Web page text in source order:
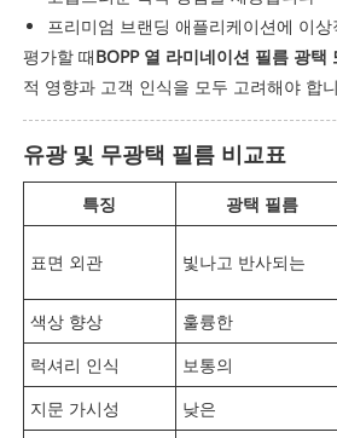
프리미엄 브랜딩 애플리케이션에 이상
평가할 때BOPP 열 라미네이션 필름 광택
적 영향과 고객 인식을 모두 고려해야 합
유광 및 무광택 필름 비교표
특징 광택 필름
표면 외관 빛나고 반사되는
색상 향상
훌륭한
럭셔리 인식
보통의
지문 가시성
낮은